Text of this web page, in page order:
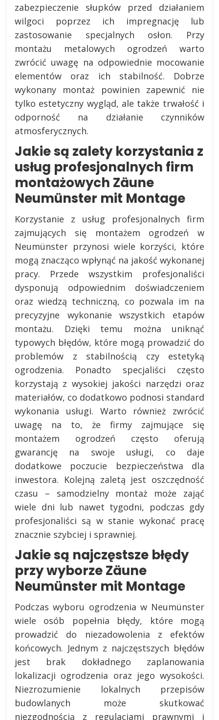
zabezpieczenie słupków przed działaniem
wilgoci poprzez ich impregnację lub
zastosowanie specjalnych osłon. Przy
montażu metalowych ogrodzeń warto
zwrócić uwagę na odpowiednie mocowanie
elementów oraz ich stabilność. Dobrze
wykonany montaż powinien zapewnić nie
tylko estetyczny wygląd, ale także trwałość i
odporność na działanie czynników
atmosferycznych.
Jakie są zalety korzystania z
usług profesjonalnych firm
montażowych Zäune
Neumünster mit Montage
Korzystanie z usług profesjonalnych firm
zajmujących się montażem ogrodzeń w
Neumünster przynosi wiele korzyści, które
mogą znacząco wpłynąć na jakość wykonanej
pracy. Przede wszystkim profesjonaliści
dysponują odpowiednim doświadczeniem
oraz wiedzą techniczną, co pozwala im na
precyzyjne wykonanie wszystkich etapów
montażu. Dzięki temu można uniknąć
typowych błędów, które mogą prowadzić do
problemów z stabilnością czy estetyką
ogrodzenia. Ponadto specjaliści często
korzystają z wysokiej jakości narzędzi oraz
materiałów, co dodatkowo podnosi standard
wykonania usługi. Warto również zwrócić
uwagę na to, że firmy zajmujące się
montażem ogrodzeń często oferują
gwarancję na swoje usługi, co daje
dodatkowe poczucie bezpieczeństwa dla
inwestora. Kolejną zaletą jest oszczędność
czasu – samodzielny montaż może zająć
wiele dni lub nawet tygodni, podczas gdy
profesjonaliści są w stanie wykonać pracę
znacznie szybciej i sprawniej.
Jakie są najczęstsze błędy
przy wyborze Zäune
Neumünster mit Montage
Podczas wyboru ogrodzenia w Neumünster
wiele osób popełnia błędy, które mogą
prowadzić do niezadowolenia z efektów
końcowych. Jednym z najczęstszych błędów
jest brak dokładnego zaplanowania
lokalizacji ogrodzenia oraz jego wysokości.
Niezrozumienie lokalnych przepisów
budowlanych może skutkować
niezgodnością z regulacjami prawnymi i